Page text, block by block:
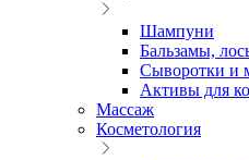
Шампуни
Бальзамы,
Сыворотки и
Активы для
Массаж
Косметология